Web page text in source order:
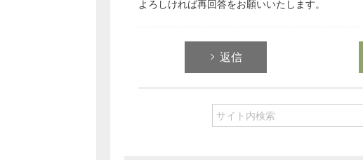
よろしければ再回答をお願いいたします。
返信